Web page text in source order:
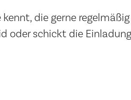
die gerne
oder schickt die